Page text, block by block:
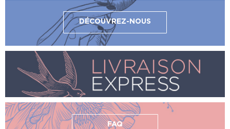
DÉCOUVREZ-NOUS
FAQ